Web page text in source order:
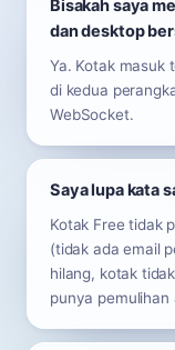
Bisakah saya
dan desktop
Ya. Kotak
di kedua
WebSocket.
Saya lupa kata
Kotak Free tidak
(tidak ada email
hilang, kotak
punya pemulihan